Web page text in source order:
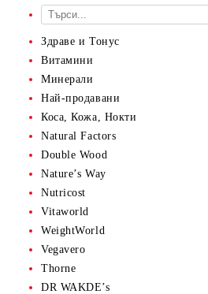
Здраве и Тонус
Витамини
Минерали
Най-продавани
Коса, Кожа, Нокти
Natural Factors
Double Wood
Nature’s Way
Nutricost
Vitaworld
WeightWorld
Vegavero
Thorne
DR WAKDE’s